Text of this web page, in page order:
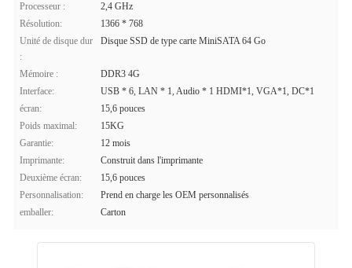
Processeur :
2,4 GHz
Résolution:
1366 * 768
Unité de disque dur
:
Disque SSD de type carte MiniSATA 64 Go
Mémoire :
DDR3 4G
Interface:
USB * 6, LAN * 1, Audio * 1 HDMI*1, VGA*1, DC*1
écran:
15,6 pouces
Poids maximal:
15KG
Garantie:
12 mois
Imprimante:
Construit dans l'imprimante
Deuxième écran:
15,6 pouces
Personnalisation:
Prend en charge les OEM personnalisés
emballer:
Carton